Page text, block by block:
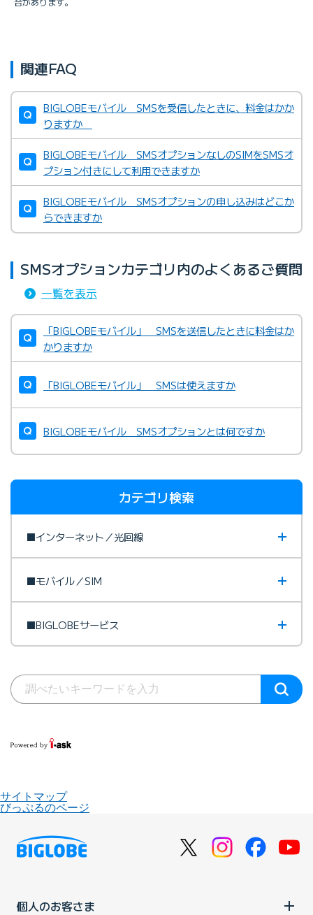
関連FAQ
BIGLOBEモバイル SMSを受信したときに、料金はかか
りますか
BIGLOBEモバイル SMSオプションなしのSIMをSMSオ
プション付きにして利用できますか
BIGLOBEモバイル SMSオプションの申し込みはどこか
らできますか
SMSオプションカテゴリ内のよくあるご質問
一覧を表示
「BIGLOBEモバイル」 SMSを送信したときに料金はか
かりますか
「BIGLOBEモバイル」 SMSは使えますか
BIGLOBEモバイル SMSオプションとは何ですか
カテゴリ検索
■インターネット／光回線
■モバイル／SIM
■BIGLOBEサービス
サイトマップ
びっぷるのページ
個人のお客さま